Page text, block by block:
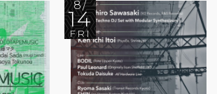
8/
14
FRI